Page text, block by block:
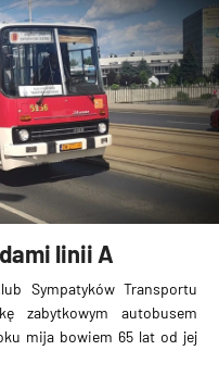
linii A
Sympatyków Transportu
zabytkowym autobusem
mija bowiem 65 lat od jej